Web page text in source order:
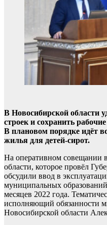
В Новосибирской области
строек и сохранить
В плановом порядке идёт
жилья для детей-сирот.
На оперативном совещании
области, которое провёл
обсудили ввод в
муниципальных
месяцев 2022 года.
исполняющий обязанности
Новосибирской области